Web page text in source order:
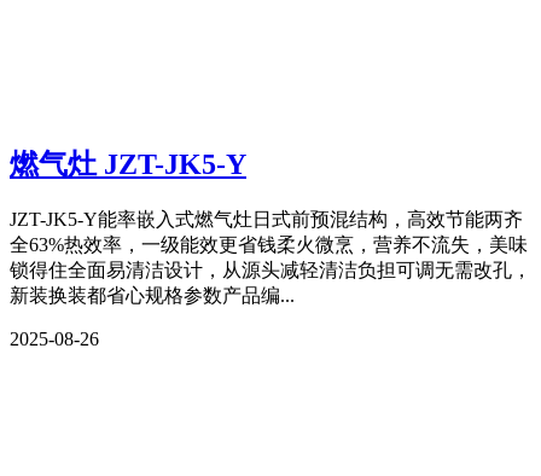
燃气灶 JZT-JK5-Y
JZT-JK5-Y能率嵌入式燃气灶日式前预混结构，高效节能两齐
全63%热效率，一级能效更省钱柔火微烹，营养不流失，美味
锁得住全面易清洁设计，从源头减轻清洁负担可调无需改孔，
新装换装都省心规格参数产品编...
2025-08-26